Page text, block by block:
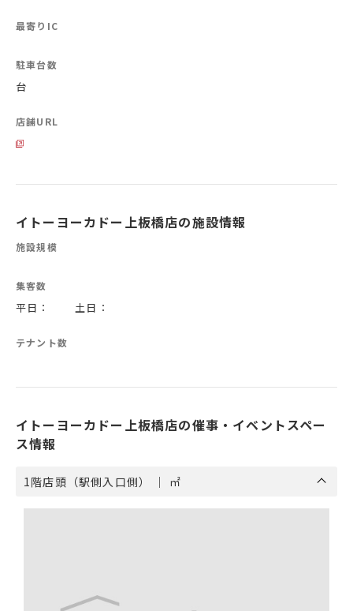
最寄りIC
駐車台数
台
店舗URL
イトーヨーカドー上板橋店の施設情報
施設規模
集客数
平日： 土日：
テナント数
イトーヨーカドー上板橋店の催事・イベントスペー
ス情報
1階店頭（駅側入口側） ｜ ㎡